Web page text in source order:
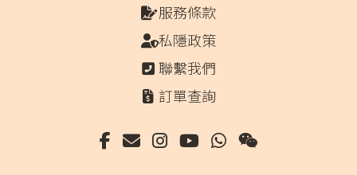
服務條款
私隱政策
聯繫我們
訂單查詢